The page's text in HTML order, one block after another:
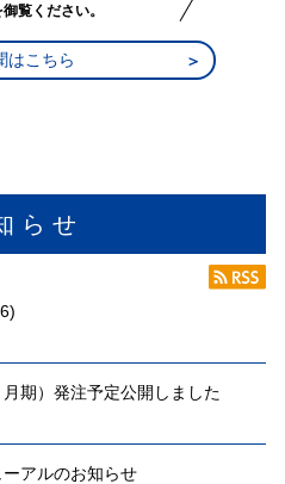
ら せ
期）発注予定公開しました
アルのお知らせ
覧ください。
はこちら